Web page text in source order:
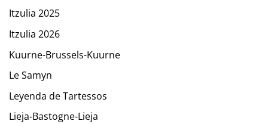
Itzulia 2025
Itzulia 2026
Kuurne-Brussels-Kuurne
Le Samyn
Leyenda de Tartessos
Lieja-Bastogne-Lieja